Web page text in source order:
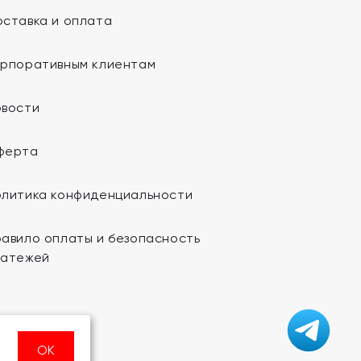
и оплата
клиентам
конфиденциальности
оплаты и безопасность
ОК